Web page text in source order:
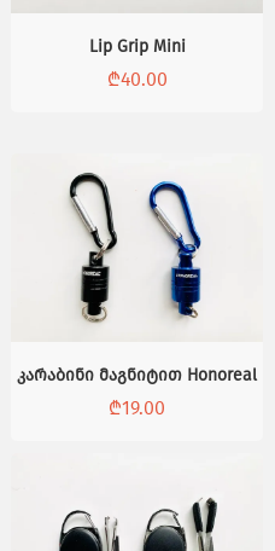
Lip Grip Mini
₾40.00
კარაბინი მაგნიტით Honoreal
₾19.00